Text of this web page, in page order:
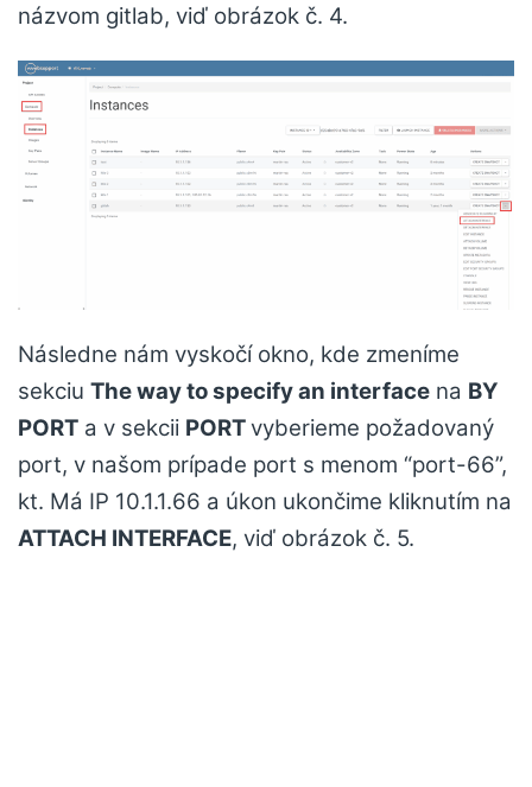
názvom gitlab, viď obrázok č. 4.
Následne nám vyskočí okno, kde zmeníme
sekciu The way to specify an interface na BY
PORT a v sekcii PORTvyberieme požadovaný
port, v našom prípade port s menom “port-66”,
kt. Má IP 10.1.1.66 a úkon ukončime kliknutím na
ATTACH INTERFACE, viď obrázok č. 5.